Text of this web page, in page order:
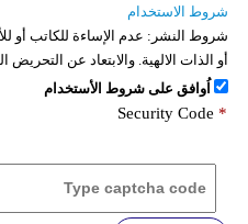
شروط الاستخدام
شروط النشر: عدم الإساءة للكاتب أو
أو الذات الالهية. والابتعاد عن
اُوافق على شروط الأستخدام
Security Code *